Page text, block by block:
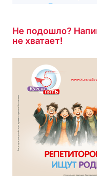
Тест по
Тургенев
Не подошло?
не хватает!